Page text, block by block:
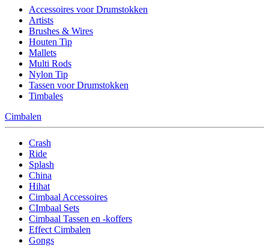
Accessoires voor Drumstokken
Artists
Brushes & Wires
Houten Tip
Mallets
Multi Rods
Nylon Tip
Tassen voor Drumstokken
Timbales
Cimbalen
Crash
Ride
Splash
China
Hihat
Cimbaal Accessoires
CImbaal Sets
Cimbaal Tassen en -koffers
Effect Cimbalen
Gongs